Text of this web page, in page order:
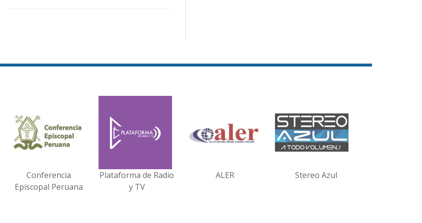
Conferencia
Episcopal Peruana
Plataforma de Radio
y TV
ALER Stereo Azul